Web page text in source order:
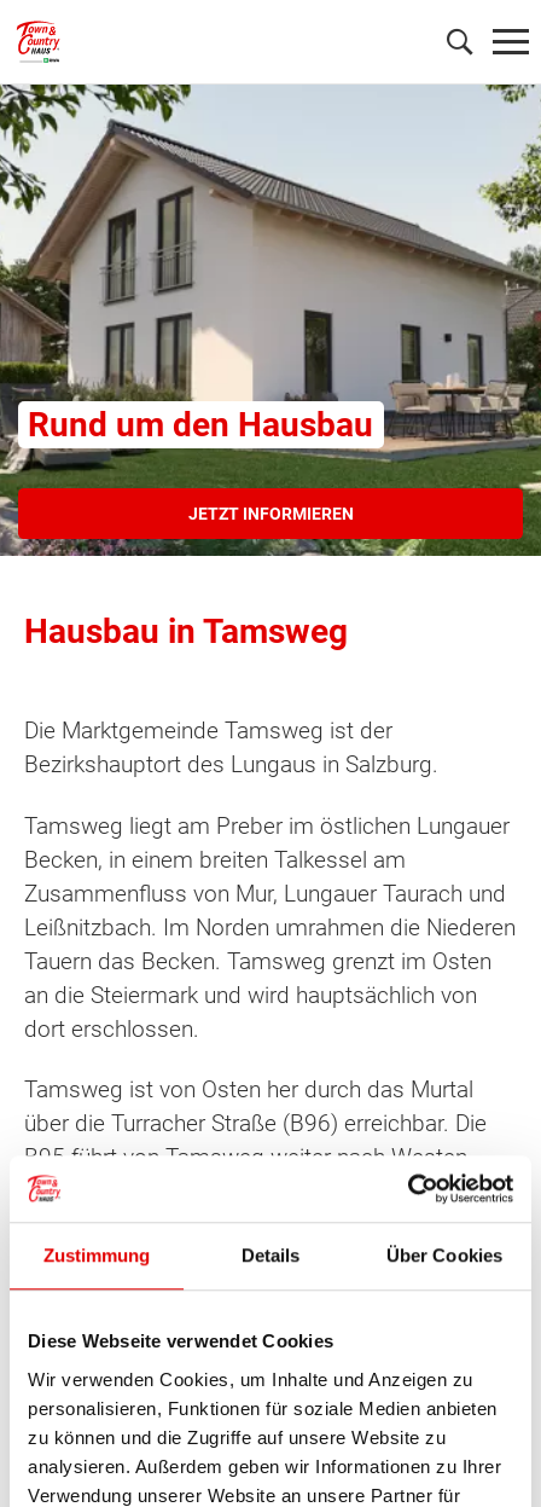
Zustimmung Details Über Cookies
Diese Webseite verwendet Cookies
Wir verwenden Cookies, um Inhalte und Anzeigen zu
personalisieren, Funktionen für soziale Medien anbieten
zu können und die Zugriffe auf unsere Website zu
analysieren. Außerdem geben wir Informationen zu Ihrer
Verwendung unserer Website an unsere Partner für
Rund um den Hausbau
JETZT INFORMIEREN
Hausbau in Tamsweg
Die Marktgemeinde Tamsweg ist der
Bezirkshauptort des Lungaus in Salzburg.
Tamsweg liegt am Preber im östlichen Lungauer
Becken, in einem breiten Talkessel am
Zusammenfluss von Mur, Lungauer Taurach und
Leißnitzbach. Im Norden umrahmen die Niederen
Tauern das Becken. Tamsweg grenzt im Osten
an die Steiermark und wird hauptsächlich von
dort erschlossen.
Tamsweg ist von Osten her durch das Murtal
über die Turracher Straße (B96) erreichbar. Die
B95 führt von Tamsweg weiter nach Westen
nach Mauterndorf, wo sie in der Katschberg
Straße (B99) eine Fortsetzung über den
Radstädter Tauernpass nach Radstadt hat. Die
B96 führt durch das Murtal nach St. Michael im
St. Michael im Lungau besteht auch Anschluss
an die Tauernautobahn (A10).
Außerdem ist Tamsweg auch der Endpunkt der
Wonach möchten Sie suchen?